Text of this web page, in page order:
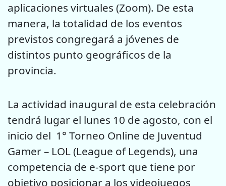
aplicaciones virtuales (Zoom). De esta
manera, la totalidad de los eventos
previstos congregará a jóvenes de
distintos punto geográficos de la
provincia.
La actividad inaugural de esta celebración
tendrá lugar el lunes 10 de agosto, con el
inicio del 1° Torneo Online de Juventud
Gamer – LOL (League of Legends), una
competencia de e-sport que tiene por
objetivo posicionar a los videojuegos